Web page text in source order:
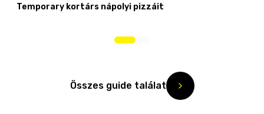
Temporary kortárs nápolyi pizzáit
Összes guide találat